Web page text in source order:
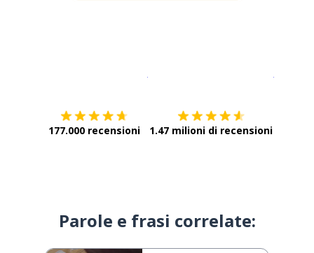
177.000 recensioni 1.47 milioni di recensioni
Parole e frasi correlate: